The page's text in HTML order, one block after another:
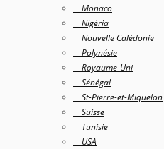
Monaco
Nigéria
Nouvelle Calédonie
Polynésie
Royaume-Uni
Sénégal
St-Pierre-et-Miquelon
Suisse
Tunisie
USA